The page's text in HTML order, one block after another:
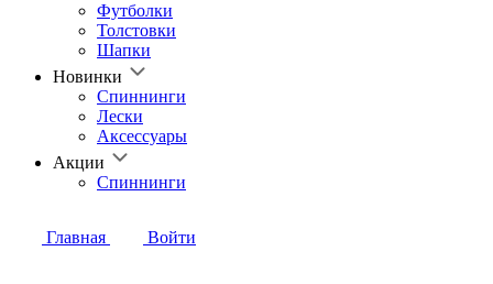
Футболки
Толстовки
Шапки
Новинки
Спиннинги
Лески
Аксессуары
Акции
Спиннинги
Главная Войти